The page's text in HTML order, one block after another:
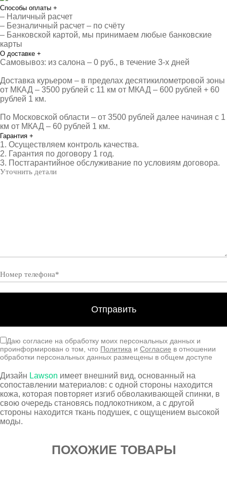
Способы оплаты +
– Наличный расчет
– Безналичный расчет – по счёту
– Банковской картой, мы принимаем любые банковские
карты
О доставке +
Самовывоз: из салона – 0 руб., в течение 3-х дней
Доставка курьером – в пределах десятикилометровой зоны
от МКАД – 3500 рублей с 11 км от МКАД – 600 рублей + 60
рублей 1 км.
По Московской области – от 3500 рублей далее начиная с 1
км от МКАД – 60 рублей 1 км.
Гарантия +
1. Осуществляем контроль качества.
2. Гарантия по договору 1 год.
3. Постгарантийное обслуживание по условиям договора.
Даю согласие на обработку моих персональных данных и
проинформирован о том, что Политика и Согласие в отношении
обработки персональных данных размещены в общем доступе
Дизайн Lawson имеет внешний вид, основанный на
сопоставлении материалов: с одной стороны находится
кожа, которая повторяет изгиб обволакивающей спинки, в
свою очередь становясь подлокотником, а с другой
стороны находится ткань подушек, с ощущением высокой
моды.
ПОХОЖИЕ ТОВАРЫ